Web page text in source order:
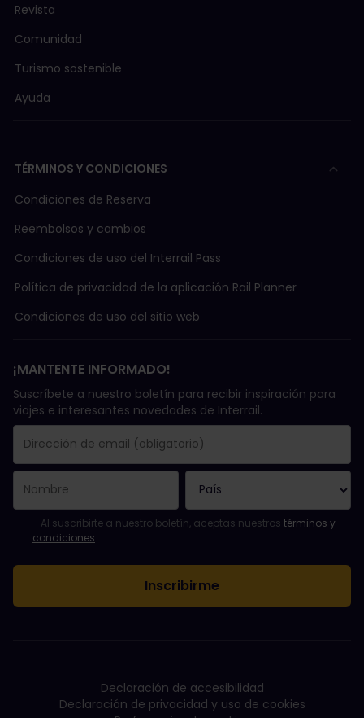
Revista
Comunidad
Turismo sostenible
Ayuda
TÉRMINOS Y CONDICIONES
Condiciones de Reserva
Reembolsos y cambios
Condiciones de uso del Interrail Pass
Política de privacidad de la aplicación Rail Planner
Condiciones de uso del sitio web
¡MANTENTE INFORMADO!
Suscríbete a nuestro boletín para recibir inspiración para
viajes e interesantes novedades de Interrail.
El campo de dirección de email es obligatorio.
La dirección de email no es válida.
Ha habido un fallo al suscribirte al boletín. Vuelve a intentarlo
¡Ya te has suscrito a este boletín!
Acepta los términos y condiciones para suscribirte al boletín
Al suscribirte a nuestro boletín, aceptas nuestros términos y
condiciones.
Declaración de accesibilidad
Declaración de privacidad y uso de cookies